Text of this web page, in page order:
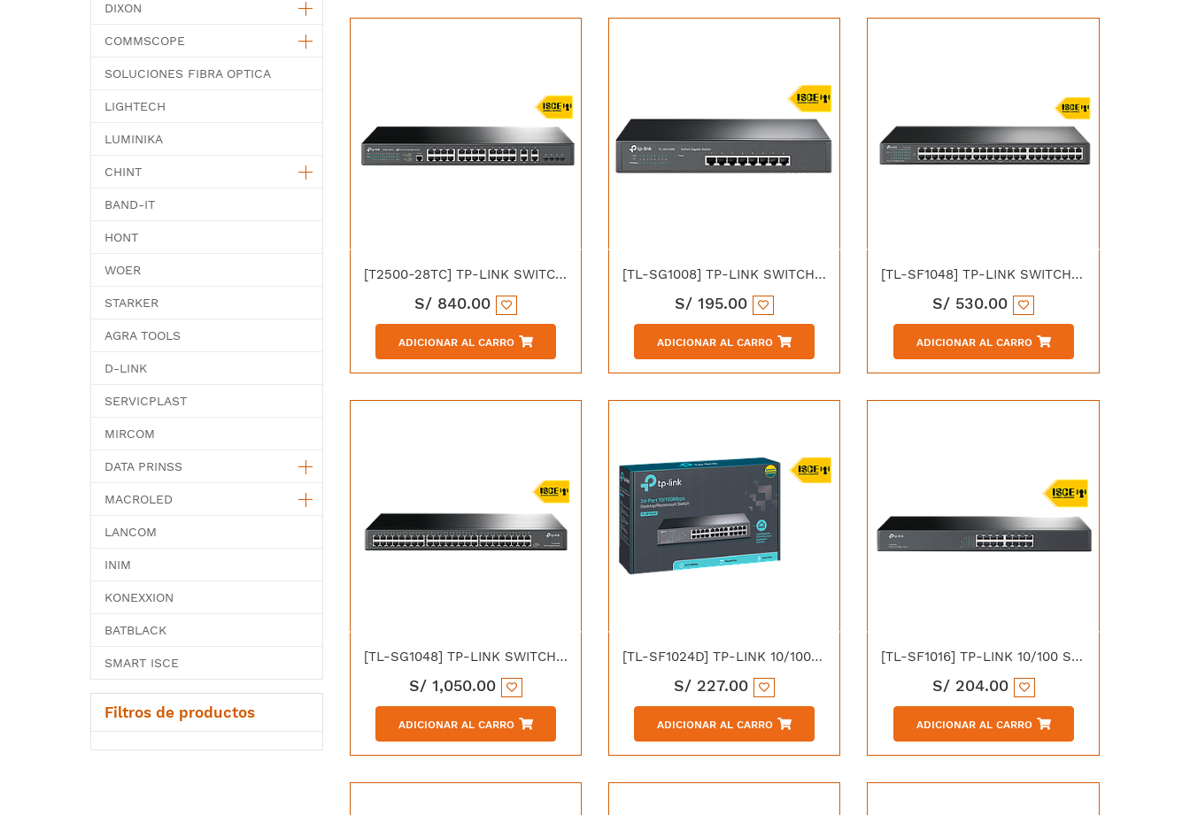
DIXON
COMMSCOPE
SOLUCIONES FIBRA OPTICA
LIGHTECH
LUMINIKA
CHINT
BAND-IT
HONT
WOER
STARKER
AGRA TOOLS
D-LINK
SERVICPLAST
MIRCOM
DATA PRINSS
MACROLED
LANCOM
INIM
KONEXXION
BATBLACK
SMART ISCE
Filtros de productos
[T2500-28TC] TP-LINK SWITCH ADMIN L2 24P 10/100 + 4P GIGABIT
S/ 840.00
ADICIONAR AL CARRO
[TL-SG1008] TP-LINK SWITCH 8P GIGABIT RACKEABLE
S/195.00
ADICIONAR AL CARRO
[TL-SF1048] TP-LINK SWITCH 48P 10/100 METAL RACK 19"
S/ 530.00
ADICIONAR AL CARRO
[TL-SG1048] TP-LINK SWITCH 48P GIGABIT METAL
S/ 1,050.00
ADICIONAR AL CARRO
[TL-SF1024D] TP-LINK 10/100 SWITCH 24P ESCRITORIO METAL
S/ 227.00
ADICIONAR AL CARRO
[TL-SF1016] TP-LINK 10/100 SWITCH 16P METAL RACK 19"
S/ 204.00
ADICIONAR AL CARRO